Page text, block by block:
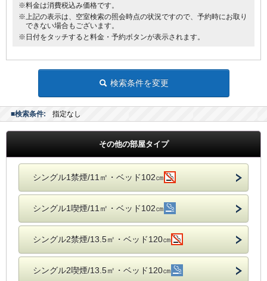
※料金は消費税込み価格です。
※上記の表示は、空室検索の照会時点の状況ですので、予約時にお取り
できない場合もございます。
※日付をタッチすると料金・予約ボタンが表示されます。
検索条件を変更
■検索条件: 指定なし
その他の部屋タイプ
シングル1禁煙/11㎡・ベッド102㎝
シングル1喫煙/11㎡・ベッド102㎝
シングル2禁煙/13.5㎡・ベッド120㎝
シングル2喫煙/13.5㎡・ベッド120㎝